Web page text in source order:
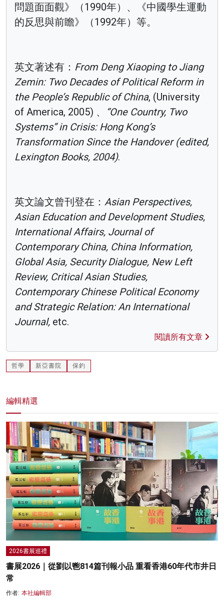
問題面面觀》（1990年）、《中國學生運動
的反思與前瞻》（1992年）等。
英文著述有： From Deng Xiaoping to Jiang
Zemin: Two Decades of Political Reform in
the People’s Republic of China, (University
of America, 2005) 、
“One Country, Two
Systems” in Crisis: Hong Kong’s
Transformation Since the Handover (edited,
Lexington Books, 2004).
英文論文曾刊登在： Asian Perspectives,
Asian Education and Development Studies,
International Affairs, Journal of
Contemporary China, China Information,
Global Asia, Security Dialogue, New Left
Review, Critical Asian Studies,
Contemporary Chinese Political Economy
and Strategic Relation: An International
Journal, etc.
閱讀所有文章
哲學 新亞書院 保釣
編輯精選
2026書展巡禮
書展2026｜從劉以鬯814篇刊報小品 重看香港60年代市井日
常
作者: 本社編輯部